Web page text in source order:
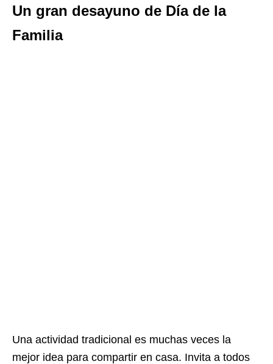
Un gran desayuno de Día de la
Familia
Una actividad tradicional es muchas veces la
mejor idea para compartir en casa. Invita a todos